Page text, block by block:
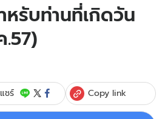
หรับท่านที่เกิดวัน
แชร์ Copy link